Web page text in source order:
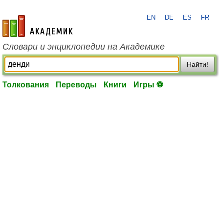
academic.ru
EN DE ES FR
Словари и энциклопедии на Академике
Найти!
Толкования Переводы Книги Игры ⚽